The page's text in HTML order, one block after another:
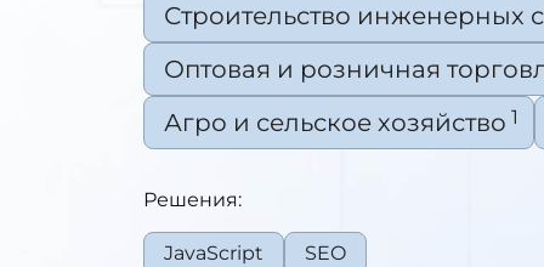
Строительство инженерных
Оптовая и розничная
Агро и сельское хозяйство 1
Решения:
JavaScript SEO